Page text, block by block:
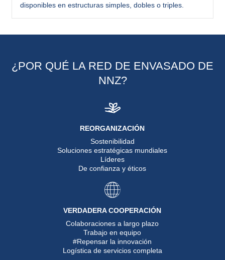
disponibles en estructuras simples, dobles o triples.
¿POR QUÉ LA RED DE ENVASADO DE
NNZ?
REORGANIZACIÓN
Sostenibilidad
Soluciones estratégicas mundiales
Líderes
De confianza y éticos
VERDADERA COOPERACIÓN
Colaboraciones a largo plazo
Trabajo en equipo
#Repensar la innovación
Logística de servicios completa